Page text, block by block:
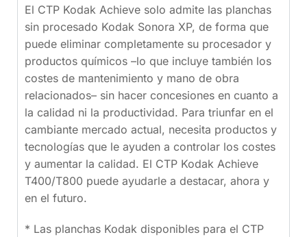
El CTP Kodak Achieve solo admite las planchas
sin procesado Kodak Sonora XP, de forma que
puede eliminar completamente su procesador y
productos químicos –lo que incluye también los
costes de mantenimiento y mano de obra
relacionados– sin hacer concesiones en cuanto a
la calidad ni la productividad. Para triunfar en el
cambiante mercado actual, necesita productos y
tecnologías que le ayuden a controlar los costes
y aumentar la calidad. El CTP Kodak Achieve
T400/T800 puede ayudarle a destacar, ahora y
en el futuro.
* Las planchas Kodak disponibles para el CTP